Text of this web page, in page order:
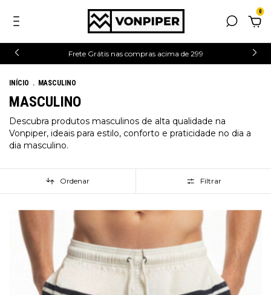
0
Frete Grátis nas compras acima de 299
INÍCIO . MASCULINO
MASCULINO
Descubra produtos masculinos de alta qualidade na
Vonpiper, ideais para estilo, conforto e praticidade no dia a
dia masculino.
Ordenar Filtrar